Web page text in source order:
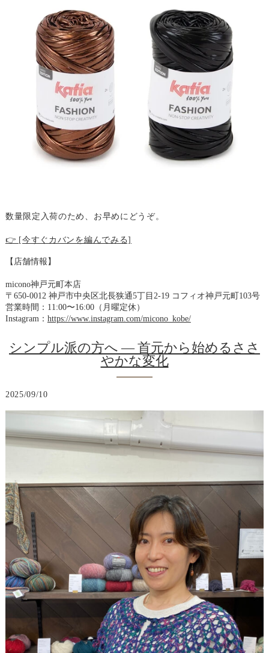
数量限定入荷のため、お早めにどうぞ。
👉 [今すぐカバンを編んでみる]
【店舗情報】
micono神戸元町本店
〒650-0012 神戸市中央区北長狭通5丁目2-19 コフィオ神戸元町103号
営業時間：11:00〜16:00（月曜定休）
Instagram： https://www.instagram.com/micono_kobe/
シンプル派の方へ ― 首元から始めるささ
やかな変化
2025/09/10